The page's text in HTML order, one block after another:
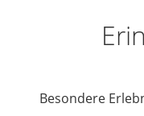
Besondere